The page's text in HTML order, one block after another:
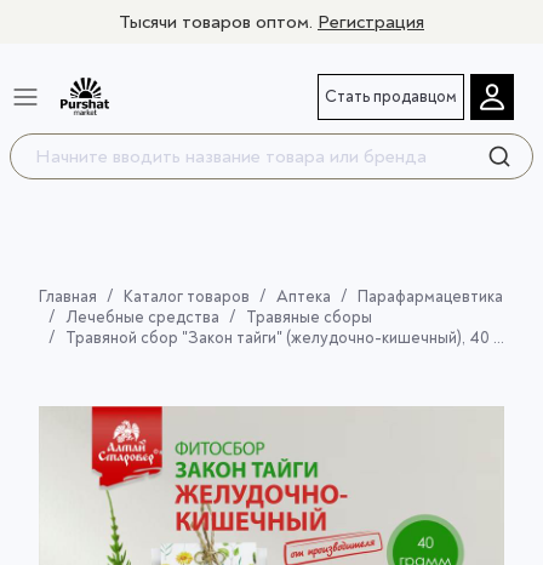
Тысячи товаров оптом. Регистрация
Стать продавцом
Главная Каталог товаров Аптека
Парафармацевтика
Лечебные средства
Травяные сборы
Травяной сбор "Закон тайги" (желудочно-кишечный), 40 гр.